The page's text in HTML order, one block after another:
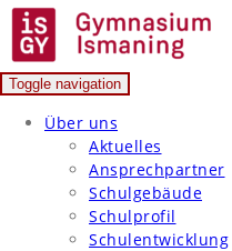
Skip
content
Gymnasium Ismaning
Toggle navigation
Über uns
Aktuelles
Ansprechpartner
Schulgebäude
Schulprofil
Schulentwicklung